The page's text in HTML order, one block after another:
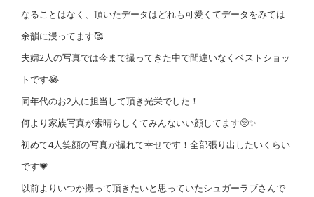
なることはなく、頂いたデータはどれも可愛くてデータをみては
余韻に浸ってます🥰
夫婦2人の写真では今まで撮ってきた中で間違いなくベストショッ
トです😂
同年代のお2人に担当して頂き光栄でした！
何より家族写真が素晴らしくてみんないい顔してます🥺✨
初めて4人笑顔の写真が撮れて幸せです！全部張り出したいくらい
です💗
以前よりいつか撮って頂きたいと思っていたシュガーラブさんで